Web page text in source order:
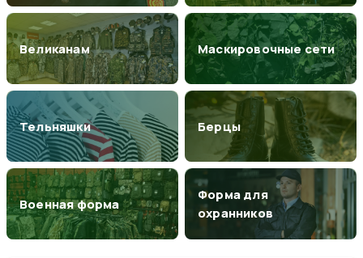
Великанам Маскировочные сети
Тельняшки Берцы
Военная форма
Форма для
охранников